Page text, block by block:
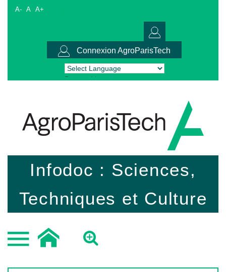
A- A A+
Connexion AgroParisTech
Powered by Translate
Infodoc : Sciences,
Techniques et Culture